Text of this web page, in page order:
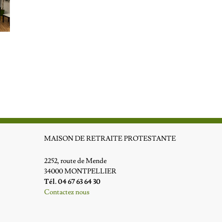
MAISON DE RETRAITE PROTESTANTE
2252, route de Mende
34000 MONTPELLIER
Tél. 04 67 63 64 30
Contactez nous